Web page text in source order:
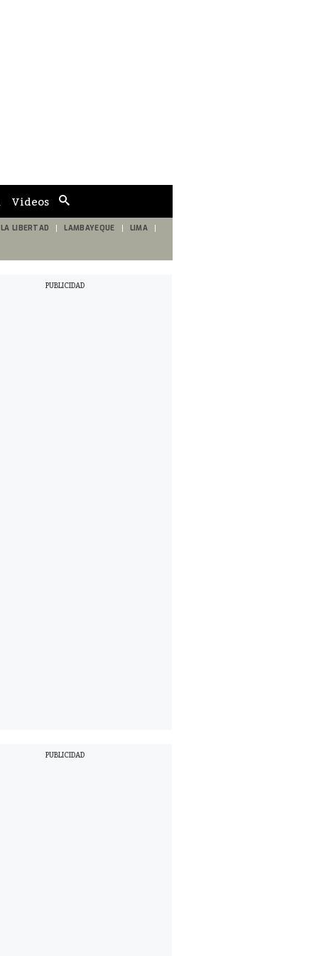
de
búsqueda
Videos
LA LIBERTAD LAMBAYEQUE LIMA